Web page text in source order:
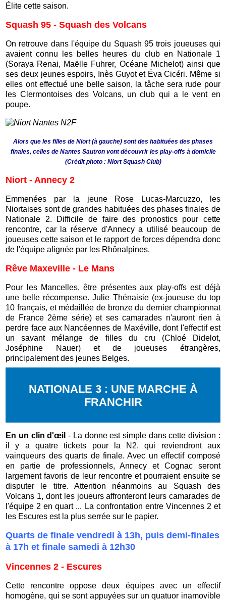
Élite cette saison.
Squash 95 - Squash des Volcans
On retrouve dans l'équipe du Squash 95 trois joueuses qui
avaient connu les belles heures du club en Nationale 1
(Soraya Renai, Maëlle Fuhrer, Océane Michelot) ainsi que
ses deux jeunes espoirs, Inès Guyot et Éva Cicéri. Même si
elles ont effectué une belle saison, la tâche sera rude pour
les Clermontoises des Volcans, un club qui a le vent en
poupe.
Alors que les filles de Niort (à gauche) sont des habituées des phases
finales, celles de Nantes Sautron vont découvrir les play-offs à domicile
(Crédit photo : Niort Squash Club)
Niort - Annecy 2
Emmenées par la jeune Rose Lucas-Marcuzzo, les
Niortaises sont de grandes habituées des phases finales de
Nationale 2. Difficile de faire des pronostics pour cette
rencontre, car la réserve d'Annecy a utilisé beaucoup de
joueuses cette saison et le rapport de forces dépendra donc
de l'équipe alignée par les Rhônalpines.
Rêve Maxeville - Le Mans
Pour les Mancelles, être présentes aux play-offs est déjà
une belle récompense. Julie Thénaisie (ex-joueuse du top
10 français, et médaillée de bronze du dernier championnat
de France 2ème série) et ses camarades n'auront rien à
perdre face aux Nancéennes de Maxéville, dont l'effectif est
un savant mélange de filles du cru (Chloé Didelot,
Joséphine Nauer) et de joueuses étrangères,
principalement des jeunes Belges.
NATIONALE 3 : UNE MARCHE À
FRANCHIR
En un clin d'œil - La donne est simple dans cette division :
il y a quatre tickets pour la N2, qui reviendront aux
vainqueurs des quarts de finale. Avec un effectif composé
en partie de professionnels, Annecy et Cognac seront
largement favoris de leur rencontre et pourraient ensuite se
disputer le titre. Attention néanmoins au Squash des
Volcans 1, dont les joueurs affronteront leurs camarades de
l'équipe 2 en quart ... La confrontation entre Vincennes 2 et
les Escures est la plus serrée sur le papier.
Quarts de finale vendredi à 13h, puis demi-finales
à 17h et finale samedi à 12h30
Vincennes 2 - Escures
Cette rencontre oppose deux équipes avec un effectif
homogène, qui se sont appuyées sur un quatuor inamovible